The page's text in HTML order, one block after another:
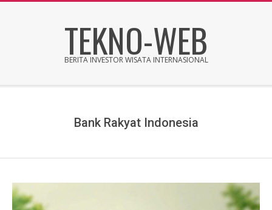
TEKNO-WEB
BERITA INVESTOR WISATA INTERNASIONAL
Bank Rakyat Indonesia